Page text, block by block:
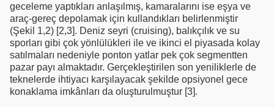
geceleme yaptıkları anlaşılmış, kamaralarını ise eşya ve
araç-gereç depolamak için kullandıkları belirlenmiştir
(Şekil 1,2) [2,3]. Deniz seyri (cruising), balıkçılık ve su
sporları gibi çok yönlülükleri ile ve ikinci el piyasada kolay
satılmaları nedeniyle ponton yatlar pek çok segmentten
pazar payı almaktadır. Gerçekleştirilen son yeniliklerle de
teknelerde ihtiyacı karşılayacak şekilde opsiyonel gece
konaklama imkânları da oluşturulmuştur [3].